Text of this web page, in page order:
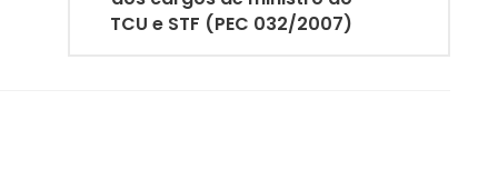
TCU e STF (PEC 032/2007)